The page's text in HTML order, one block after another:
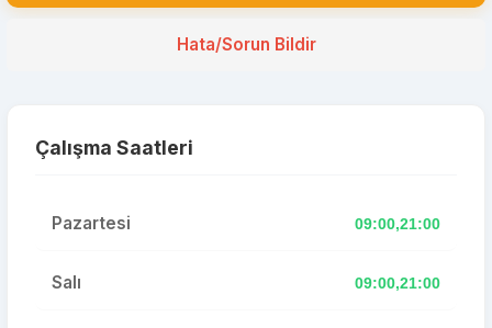
Hata/Sorun Bildir
Çalışma Saatleri
Pazartesi 09:00,21:00
Salı 09:00,21:00